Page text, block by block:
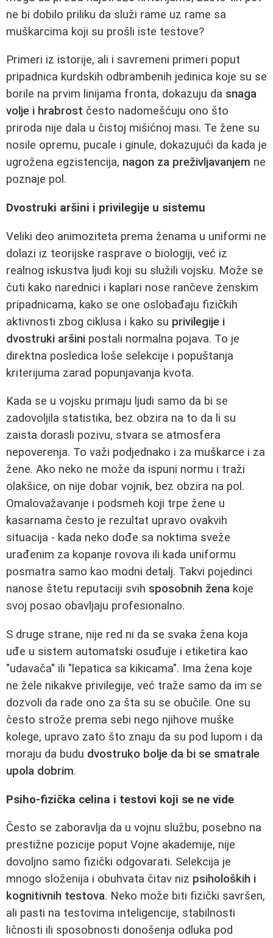
ne bi dobilo priliku da služi rame uz rame sa
muškarcima koji su prošli iste testove?
Primeri iz istorije, ali i savremeni primeri poput
pripadnica kurdskih odbrambenih jedinica koje su se
borile na prvim linijama fronta, dokazuju da snaga
volje i hrabrost često nadomešćuju ono što
priroda nije dala u čistoj mišićnoj masi. Te žene su
nosile opremu, pucale i ginule, dokazujući da kada je
ugrožena egzistencija, nagon za preživljavanjem ne
poznaje pol.
Dvostruki aršini i privilegije u sistemu
Veliki deo animoziteta prema ženama u uniformi ne
dolazi iz teorijske rasprave o biologiji, već iz
realnog iskustva ljudi koji su služili vojsku. Može se
čuti kako narednici i kaplari nose rančeve ženskim
pripadnicama, kako se one oslobađaju fizičkih
aktivnosti zbog ciklusa i kako su privilegije i
dvostruki aršini postali normalna pojava. To je
direktna posledica loše selekcije i popuštanja
kriterijuma zarad popunjavanja kvota.
Kada se u vojsku primaju ljudi samo da bi se
zadovoljila statistika, bez obzira na to da li su
zaista dorasli pozivu, stvara se atmosfera
nepoverenja. To važi podjednako i za muškarce i za
žene. Ako neko ne može da ispuni normu i traži
olakšice, on nije dobar vojnik, bez obzira na pol.
Omalovažavanje i podsmeh koji trpe žene u
kasarnama često je rezultat upravo ovakvih
situacija - kada neko dođe sa noktima sveže
urađenim za kopanje rovova ili kada uniformu
posmatra samo kao modni detalj. Takvi pojedinci
nanose štetu reputaciji svih sposobnih žena koje
svoj posao obavljaju profesionalno.
S druge strane, nije red ni da se svaka žena koja
uđe u sistem automatski osuđuje i etiketira kao
"udavača" ili "lepatica sa kikicama". Ima žena koje
ne žele nikakve privilegije, već traže samo da im se
dozvoli da rade ono za šta su se obučile. One su
često strože prema sebi nego njihove muške
kolege, upravo zato što znaju da su pod lupom i da
moraju da budu dvostruko bolje da bi se smatrale
upola dobrim.
Psiho-fizička celina i testovi koji se ne vide
Često se zaboravlja da u vojnu službu, posebno na
prestižne pozicije poput Vojne akademije, nije
dovoljno samo fizički odgovarati. Selekcija je
mnogo složenija i obuhvata čitav niz psiholoških i
kognitivnih testova. Neko može biti fizički savršen,
ali pasti na testovima inteligencije, stabilnosti
ličnosti ili sposobnosti donošenja odluka pod